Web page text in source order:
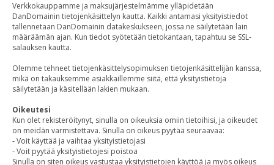
Verkkokauppamme ja maksujärjestelmämme ylläpidetään
DanDomainin tietojenkäsittelyn kautta. Kaikki antamasi yksityistiedot
tallennetaan DanDomainin datakeskukseen, jossa ne säilytetään lain
määräämän ajan. Kun tiedot syötetään tietokantaan, tapahtuu se SSL-
salauksen kautta.
Olemme tehneet tietojenkäsittelysopimuksen tietojenkäsittelijän kanssa,
mikä on takauksemme asiakkaillemme siitä, että yksityistietoja
säilytetään ja käsitellään lakien mukaan.
Oikeutesi
Kun olet rekisteröitynyt, sinulla on oikeuksia omiin tietoihisi, ja oikeudet
on meidän varmistettava. Sinulla on oikeus pyytää seuraavaa:
- Voit käyttää ja vaihtaa yksityistietojasi
- Voit pyytää yksityistietojesi poistoa
Sinulla on siten oikeus vastustaa yksityistietojen käyttöä ja myös oikeus